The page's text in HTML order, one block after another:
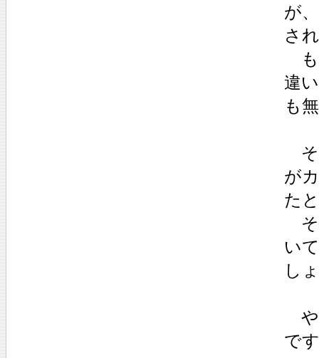
が
さ
も
違
も
そ
が
た
そ
い
し
や
で